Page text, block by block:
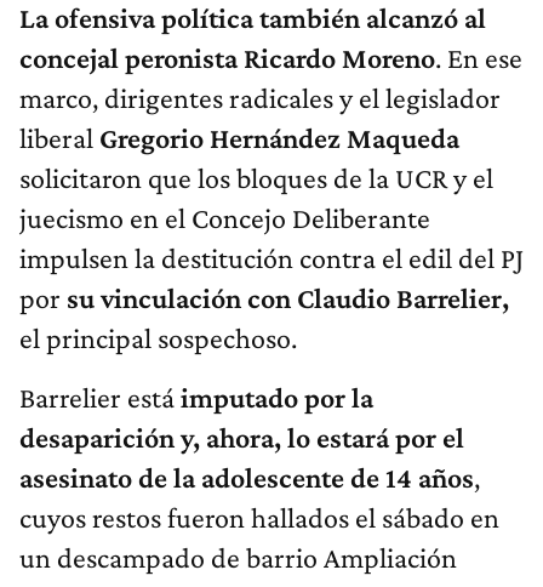
La ofensiva política también alcanzó al
concejal peronista Ricardo Moreno. En ese
marco, dirigentes radicales y el legislador
liberal Gregorio Hernández Maqueda
solicitaron que los bloques de la UCR y el
juecismo en el Concejo Deliberante
impulsen la destitución contra el edil del PJ
por su vinculación con Claudio Barrelier,
el principal sospechoso.
Barrelier estáimputado por la
desaparición y, ahora, lo estará por el
asesinato de la adolescente de 14 años,
cuyos restos fueron hallados el sábado en
un descampado de barrio Ampliación